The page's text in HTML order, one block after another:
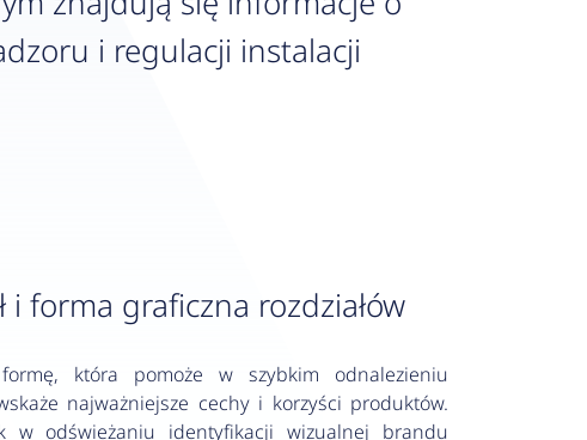
i regulacji instalacji
i forma graficzna rozdziałów
która pomoże w szybkim odnalezieniu
najważniejsze cechy i korzyści produktów.
w odświeżaniu identyfikacji wizualnej brandu